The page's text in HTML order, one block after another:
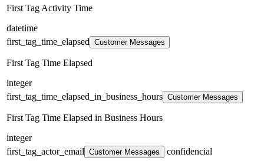
First Tag Activity Time
datetime
first_tag_time_elapsed Customer Messages
First Tag Time Elapsed
integer
first_tag_time_elapsed_in_business_hours Customer Messages
First Tag Time Elapsed in Business Hours
integer
first_tag_actor_email Customer Messages confidencial